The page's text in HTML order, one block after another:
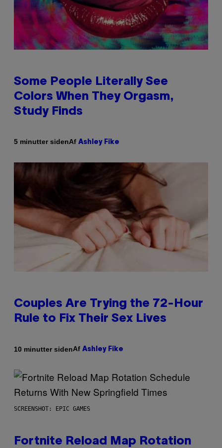
Some People Literally See
Colors When They Orgasm,
Study Finds
5 minutter sidenAf Ashley Fike
Couples Are Trying the 72-Hour
Rule to Fix Their Sex Lives
10 minutter sidenAf Ashley Fike
SCREENSHOT: EPIC GAMES
Fortnite Reload Map Rotation